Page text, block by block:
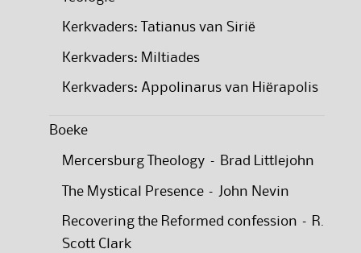
Kerkvaders: Tatianus van Sirië
Kerkvaders: Miltiades
Kerkvaders: Appolinarus van Hiërapolis
Boeke
Mercersburg Theology – Brad Littlejohn
The Mystical Presence – John Nevin
Recovering the Reformed confession – R.
Scott Clark